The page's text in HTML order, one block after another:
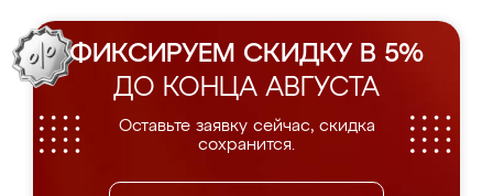
ФИКСИРУЕМ СКИДКУ В 5%
ДО КОНЦА АВГУСТА
Оставьте заявку сейчас, скидка
сохранится.